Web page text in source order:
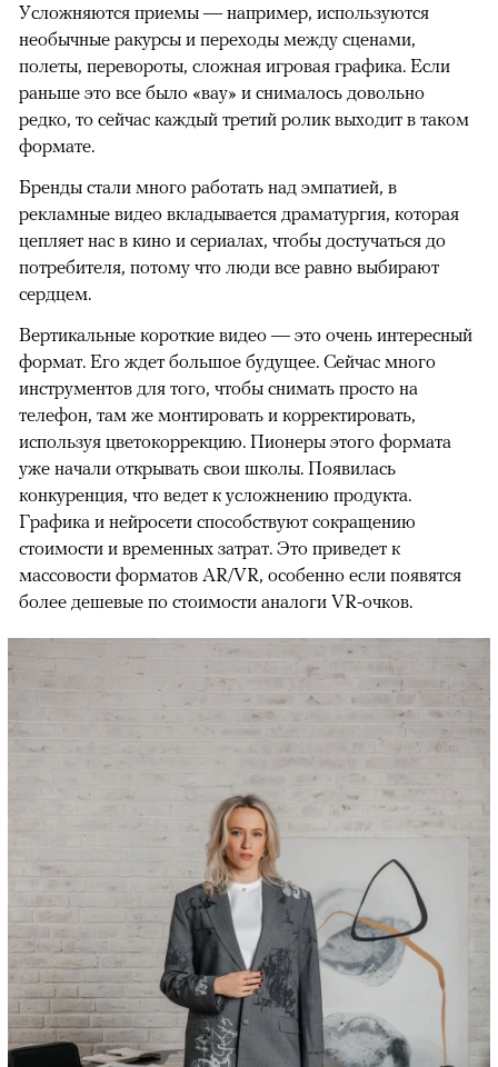
Усложняются приемы — например, используются
необычные ракурсы и переходы между сценами,
полеты, перевороты, сложная игровая графика. Если
раньше это все было «вау» и снималось довольно
редко, то сейчас каждый третий ролик выходит в таком
формате.
Бренды стали много работать над эмпатией, в
рекламные видео вкладывается драматургия, которая
цепляет нас в кино и сериалах, чтобы достучаться до
потребителя, потому что люди все равно выбирают
сердцем.
Вертикальные короткие видео — это очень интересный
формат. Его ждет большое будущее. Сейчас много
инструментов для того, чтобы снимать просто на
телефон, там же монтировать и корректировать,
используя цветокоррекцию. Пионеры этого формата
уже начали открывать свои школы. Появилась
конкуренция, что ведет к усложнению продукта.
Графика и нейросети способствуют сокращению
стоимости и временных затрат. Это приведет к
массовости форматов AR/VR, особенно если появятся
более дешевые по стоимости аналоги VR-очков.
00:00 / 00:00